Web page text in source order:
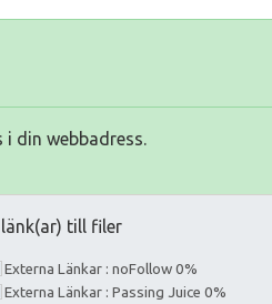
i din webbadress.
till filer
Externa Länkar : noFollow 0%
Externa Länkar : Passing Juice 0%